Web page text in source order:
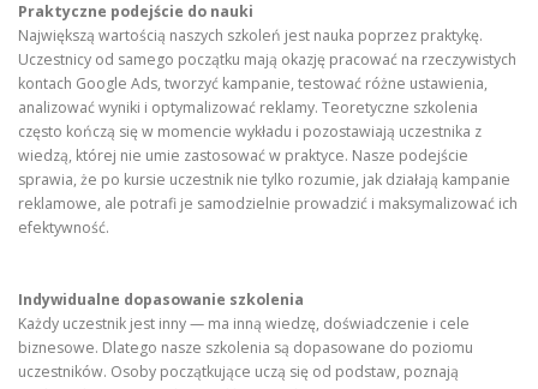
Praktyczne podejście do nauki
Największą wartością naszych szkoleń jest nauka poprzez praktykę.
Uczestnicy od samego początku mają okazję pracować na rzeczywistych
kontach Google Ads, tworzyć kampanie, testować różne ustawienia,
analizować wyniki i optymalizować reklamy. Teoretyczne szkolenia
często kończą się w momencie wykładu i pozostawiają uczestnika z
wiedzą, której nie umie zastosować w praktyce. Nasze podejście
sprawia, że po kursie uczestnik nie tylko rozumie, jak działają kampanie
reklamowe, ale potrafi je samodzielnie prowadzić i maksymalizować ich
efektywność.
Indywidualne dopasowanie szkolenia
Każdy uczestnik jest inny — ma inną wiedzę, doświadczenie i cele
biznesowe. Dlatego nasze szkolenia są dopasowane do poziomu
uczestników. Osoby początkujące uczą się od podstaw, poznają